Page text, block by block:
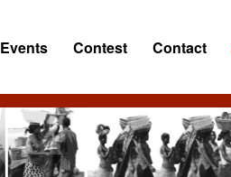
Events Contest Contact